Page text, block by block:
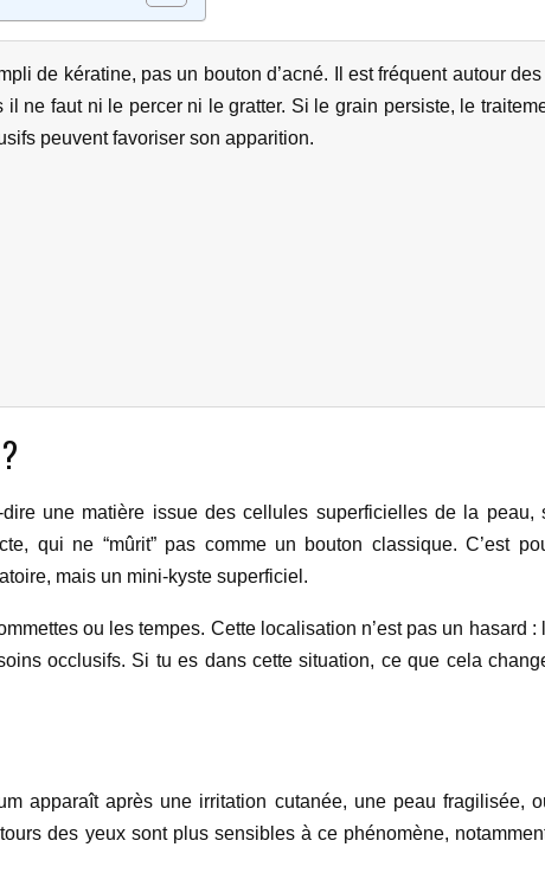
de kératine, pas un bouton d’acné. Il est fréquent autour
ne faut ni le percer ni le gratter. Si le grain persiste, le
peuvent favoriser son apparition.
une matière issue des cellules superficielles de la peau,
qui ne “mûrit” pas comme un bouton classique. C’est
mais un mini-kyste superficiel.
ou les tempes. Cette localisation n’est pas un hasard :
occlusifs. Si tu es dans cette situation, ce que cela
apparaît après une irritation cutanée, une peau fragilisée,
des yeux sont plus sensibles à ce phénomène,